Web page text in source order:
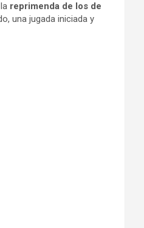
reprimenda de los de
una jugada iniciada y